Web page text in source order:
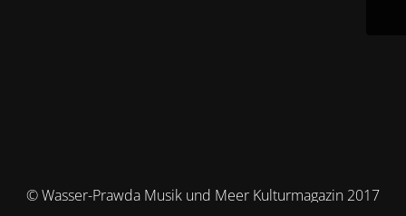
© Wasser-Prawda Musik und Meer Kulturmagazin 2017